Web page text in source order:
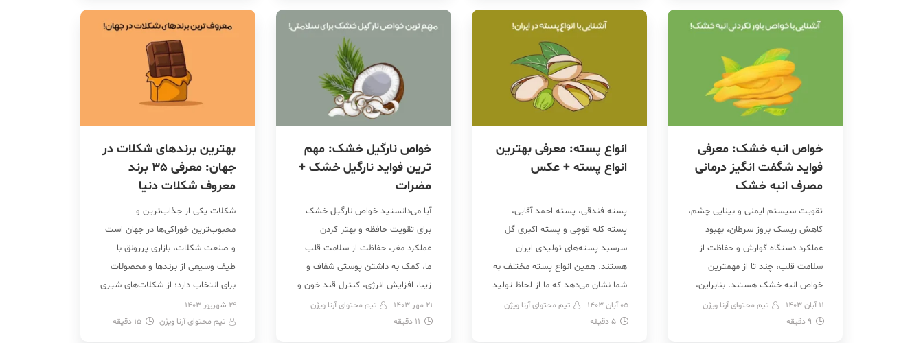
متنوع و خاص مثل انواع خشکبار و
ترشی مشهدی، نقل […]
بلافاصله شما را به […]
شکلات وجود دارد. از انواع شکلات می
توان به شکلات تلخ، شیری، […]
بنابراین، اگر خودتان عاشق اضافه
کردن زعفران در غذا هستید […]
خواص انبه خشک: معرفی
فواید شگفت انگیز درمانی
مصرف انبه خشک
تقویت سیستم ایمنی و بینایی چشم،
کاهش ریسک بروز سرطان، بهبود
عملکرد دستگاه گوارش و حفاظت از
سلامت قلب، چند تا از مهمترین
خواص انبه خشک هستند. بنابراین،
اگر شما انبه یا کلاً میوه‌های خشک را
دوست دارید، پس خبر خوبی برایتان
11 آبان 1403
تیم محتوای آرنا ویژن
9 دقیقه
انواع پسته: معرفی بهترین
انواع پسته + عکس
پسته فندقی، پسته احمد آقایی،
پسته کله قوچی و پسته اکبری گل
سرسبد پسته‌های تولیدی ایران
هستند. همین انواع پسته مختلف به
شما نشان می‌دهد که ما از لحاظ تولید
آجیل‌ها یک سر و گردن از بقیه بالاتر
هستیم! همچنین، شهرهای مختلف
05 آبان 1403
تیم محتوای آرنا ویژن
5 دقیقه
خواص نارگیل خشک: مهم
ترین فواید نارگیل خشک +
مضرات
آیا می‌دانستید خواص نارگیل خشک
برای تقویت حافظه و بهتر کردن
عملکرد مغز، حفاظت از سلامت قلب
ما، کمک به داشتن پوستی شفاف و
زیبا، افزایش انرژی، کنترل قند خون و
… خوب است؟ بله. همینطور است! ما
برای سلامت خودمان نیاز به قرص و
21 مهر 1403
تیم محتوای آرنا ویژن
11 دقیقه
بهترین برندهای شکلات در
جهان: معرفی 35 برند
معروف شکلات دنیا
شکلات یکی از جذاب‌ترین و
محبوب‌ترین خوراکی‌ها در جهان است
و صنعت شکلات، بازاری پررونق با
طیف وسیعی از برندها و محصولات
برای انتخاب دارد؛ از شکلات‌های شیری
کلاسیک گرفته تا ترافل‌های لوکس و
شکلات‌های دست‌ساز. برندهای
29 شهریور 1403
تیم محتوای آرنا ویژن
15 دقیقه